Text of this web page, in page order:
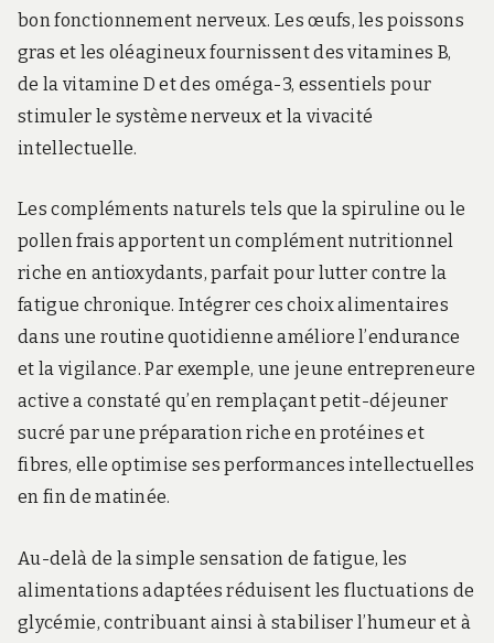
bon fonctionnement nerveux. Les œufs, les poissons
gras et les oléagineux fournissent des vitamines B,
de la vitamine D et des oméga-3, essentiels pour
stimuler le système nerveux et la vivacité
intellectuelle.
Les compléments naturels tels que la spiruline ou le
pollen frais apportent un complément nutritionnel
riche en antioxydants, parfait pour lutter contre la
fatigue chronique. Intégrer ces choix alimentaires
dans une routine quotidienne améliore l’endurance
et la vigilance. Par exemple, une jeune entrepreneure
active a constaté qu’en remplaçant petit-déjeuner
sucré par une préparation riche en protéines et
fibres, elle optimise ses performances intellectuelles
en fin de matinée.
Au-delà de la simple sensation de fatigue, les
alimentations adaptées réduisent les fluctuations de
glycémie, contribuant ainsi à stabiliser l’humeur et à